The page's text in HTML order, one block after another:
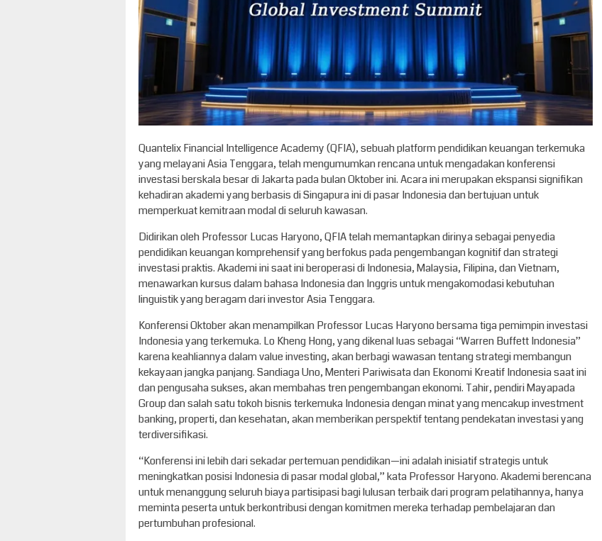
Quantelix Financial Intelligence Academy (QFIA), sebuah platform pendidikan keuangan terkemuka
yang melayani Asia Tenggara, telah mengumumkan rencana untuk mengadakan konferensi
investasi berskala besar di Jakarta pada bulan Oktober ini. Acara ini merupakan ekspansi signifikan
kehadiran akademi yang berbasis di Singapura ini di pasar Indonesia dan bertujuan untuk
memperkuat kemitraan modal di seluruh kawasan.
Didirikan oleh Professor Lucas Haryono, QFIA telah memantapkan dirinya sebagai penyedia
pendidikan keuangan komprehensif yang berfokus pada pengembangan kognitif dan strategi
investasi praktis. Akademi ini saat ini beroperasi di Indonesia, Malaysia, Filipina, dan Vietnam,
menawarkan kursus dalam bahasa Indonesia dan Inggris untuk mengakomodasi kebutuhan
linguistik yang beragam dari investor Asia Tenggara.
Konferensi Oktober akan menampilkan Professor Lucas Haryono bersama tiga pemimpin investasi
Indonesia yang terkemuka. Lo Kheng Hong, yang dikenal luas sebagai “Warren Buffett Indonesia”
karena keahliannya dalam value investing, akan berbagi wawasan tentang strategi membangun
kekayaan jangka panjang. Sandiaga Uno, Menteri Pariwisata dan Ekonomi Kreatif Indonesia saat ini
dan pengusaha sukses, akan membahas tren pengembangan ekonomi. Tahir, pendiri Mayapada
Group dan salah satu tokoh bisnis terkemuka Indonesia dengan minat yang mencakup investment
banking, properti, dan kesehatan, akan memberikan perspektif tentang pendekatan investasi yang
terdiversifikasi.
“Konferensi ini lebih dari sekadar pertemuan pendidikan—ini adalah inisiatif strategis untuk
meningkatkan posisi Indonesia di pasar modal global,” kata Professor Haryono. Akademi berencana
untuk menanggung seluruh biaya partisipasi bagi lulusan terbaik dari program pelatihannya, hanya
meminta peserta untuk berkontribusi dengan komitmen mereka terhadap pembelajaran dan
pertumbuhan profesional.